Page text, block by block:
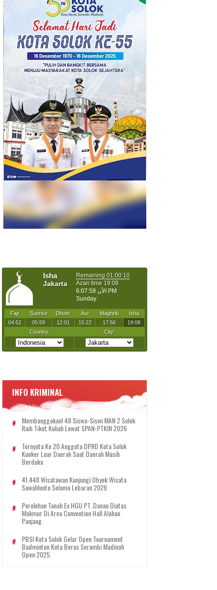
INFO KRIMINAL
Membanggakan! 48 Siswa-Siswi MAN 2 Solok
Raih Tiket Kuliah Lewat SPAN-PTKIN 2026
Ternyata Ke 20 Anggota DPRD Kota Solok
Kunker Luar Daerah Saat Daerah Masih
Berduka
41.448 Wisatawan Kunjungi Obyek Wisata
Sawahlunto Selama Lebaran 2026
Perolehan Tanah Ex HGU PT. Danau Diatas
Makmur Di Area Convention Hall Alahan
Panjang
PBSI Kota Solok Gelar Open Tournament
Badminton Kota Beras Serambi Madinah
Open 2025